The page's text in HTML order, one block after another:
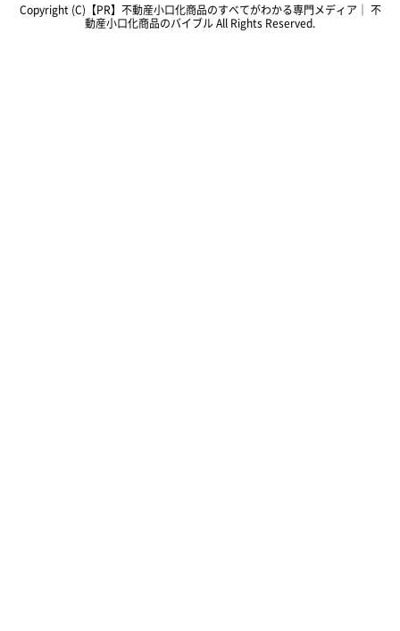
Copyright (C)【PR】 不動産小口化商品のすべてがわかる専門メディア｜ 不
動産小口化商品のバイブルAll Rights Reserved.